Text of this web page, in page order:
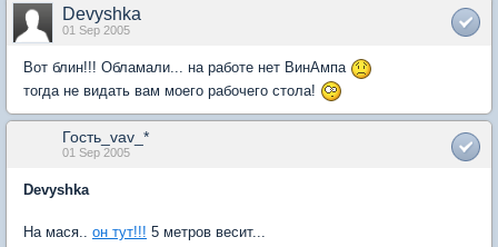
Devyshka
01 Sep 2005
Вот блин!!! Обламали... на работе нет ВинАмпа
тогда не видать вам моего рабочего стола!
Гость_vav_*
01 Sep 2005
Devyshka
На мася.. он тут!!! 5 метров весит...